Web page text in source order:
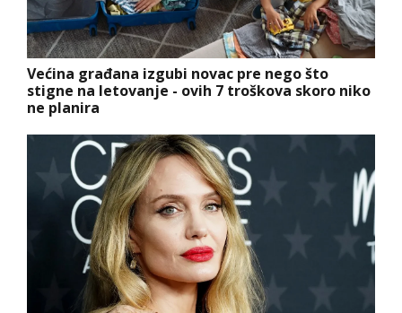
Većina građana izgubi novac pre nego što
stigne na letovanje - ovih 7 troškova skoro niko
ne planira